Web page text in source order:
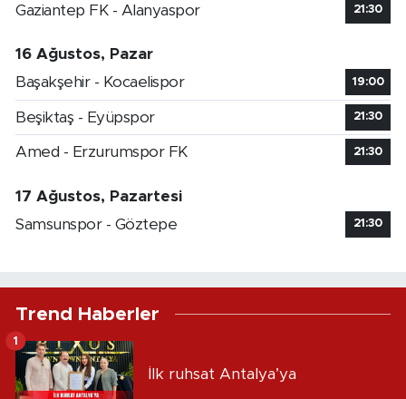
Gaziantep FK - Alanyaspor 21:30
16 Ağustos, Pazar
Başakşehir - Kocaelispor
19:00
Beşiktaş - Eyüpspor 21:30
Amed - Erzurumspor FK 21:30
17 Ağustos, Pazartesi
Samsunspor - Göztepe
21:30
Trend Haberler
İlk ruhsat Antalya’ya
1